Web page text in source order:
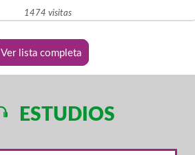
1474 visitas
Ver lista completa
ESTUDIOS